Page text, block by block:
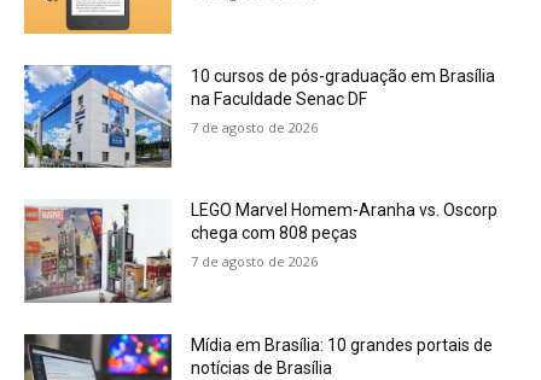
10 cursos de pós-graduação em Brasília
na Faculdade Senac DF
7 de agosto de 2026
LEGO Marvel Homem-Aranha vs. Oscorp
chega com 808 peças
7 de agosto de 2026
Mídia em Brasília: 10 grandes portais de
notícias de Brasília